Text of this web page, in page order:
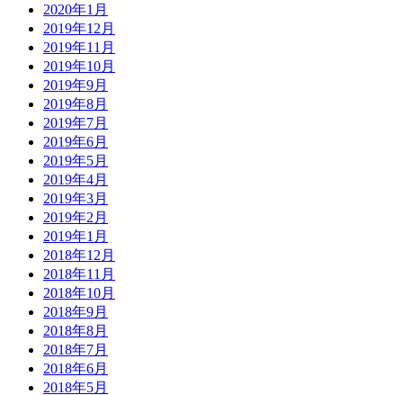
2020年1月
2019年12月
2019年11月
2019年10月
2019年9月
2019年8月
2019年7月
2019年6月
2019年5月
2019年4月
2019年3月
2019年2月
2019年1月
2018年12月
2018年11月
2018年10月
2018年9月
2018年8月
2018年7月
2018年6月
2018年5月